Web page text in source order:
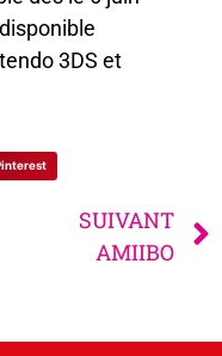
3DS et
SUIVANT
AMIIBO